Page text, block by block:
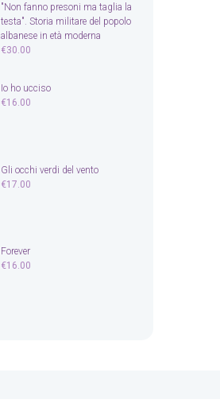
"Non fanno presoni ma taglia la
testa". Storia militare del popolo
albanese in età moderna
€30.00
Io ho ucciso
€16.00
Gli occhi verdi del vento
€17.00
Forever
€16.00